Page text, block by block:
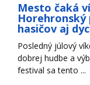
Mesto čaká
hasičov aj
Posledný júlový
dobrej hudbe a
festival sa tento ...